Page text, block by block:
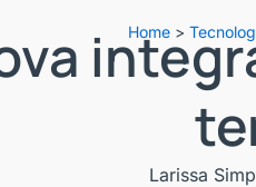
Home>
Larissa